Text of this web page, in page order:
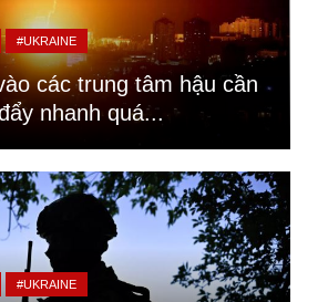
#UKRAINE
các trung tâm hậu cần
nhanh quá...
#UKRAINE